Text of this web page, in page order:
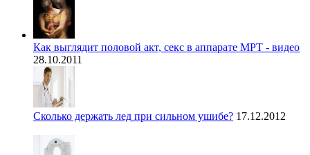
Как выглядит половой акт, секс в аппарате МРТ - видео
28.10.2011
Сколько держать лед при сильном ушибе? 17.12.2012